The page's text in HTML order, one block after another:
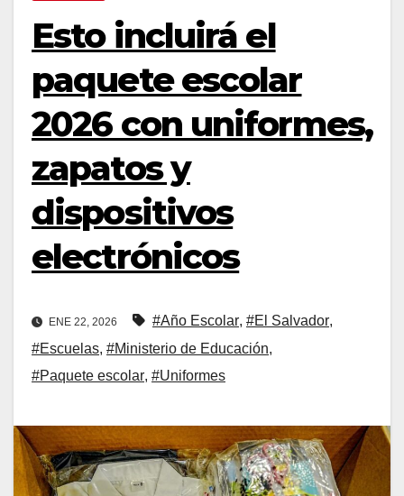
Esto incluirá el
paquete escolar
2026 con uniformes,
zapatos y
dispositivos
electrónicos
ENE 22, 2026 #Año Escolar, #El Salvador,
#Escuelas, #Ministerio de Educación,
#Paquete escolar, #Uniformes